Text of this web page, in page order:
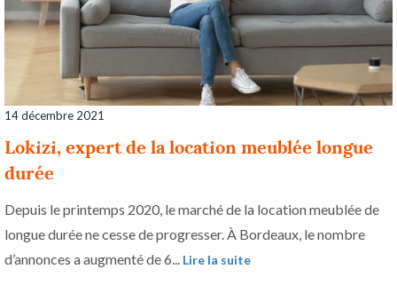
14 décembre 2021
Lokizi, expert de la location meublée longue
durée
Depuis le printemps 2020, le marché de la location meublée de
longue durée ne cesse de progresser. À Bordeaux, le nombre
d’annonces a augmenté de 6...
Lire la suite